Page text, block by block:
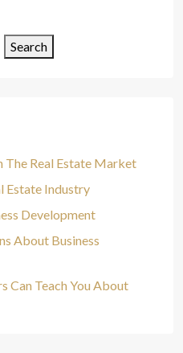
Search
The Real Estate Market
Estate Industry
Development
About Business
Can Teach You About